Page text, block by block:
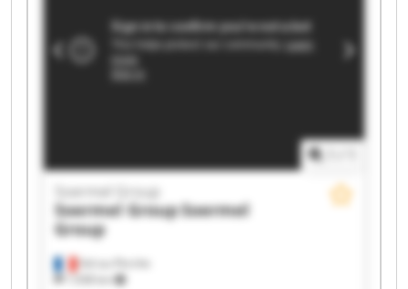
Val-au-Perche
1.038 km
Soermel Group
Soermel GroupSoermel
Group